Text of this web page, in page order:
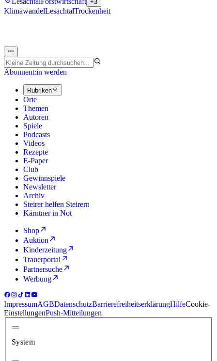
+3
KlimawandelLesachtalTrockenheit
Abonnent:in werden
Rubriken
Orte
Themen
Autoren
Spiele
Podcasts
Videos
Rezepte
E-Paper
Club
Gewinnspiele
Newsletter
Archiv
Steirer helfen Steirern
Kärntner in Not
Shop
Auktion
Kinderzeitung
Trauerportal
Partnersuche
Werbung
ImpressumAGBDatenschutzBarrierefreiheitserklärungHilfeCookie-
EinstellungenPush-Mitteilungen
System